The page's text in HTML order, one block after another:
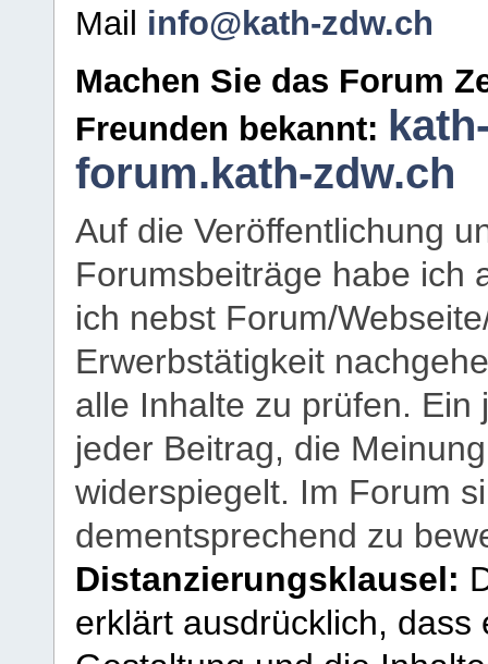
Mail info@kath-zdw.ch
Machen Sie das Forum
Freunden bekannt:
forum.kath-zdw.ch
Auf die Veröffentlichung
Forumsbeiträge habe ich
ich nebst Forum/
Erwerbstätigkeit
alle Inhalte zu prüfen.
jeder Beitrag, die
widerspiegelt. Im Forum
dementsprechend zu
Distanzierungsklausel:
erklärt ausdrücklich,